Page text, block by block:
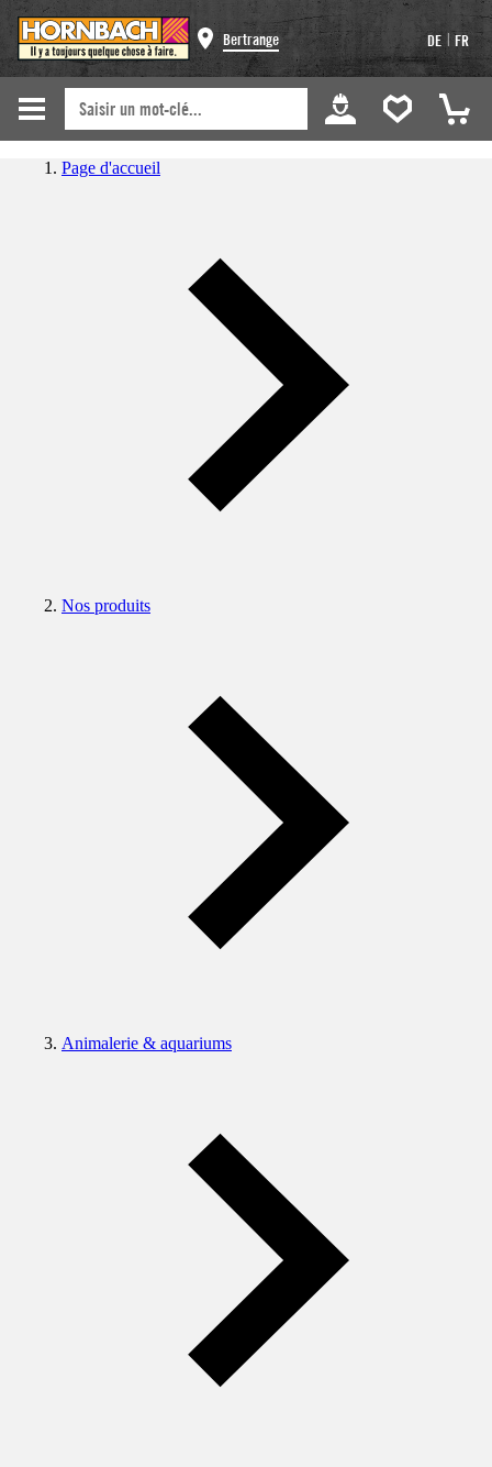
Bertrange DE | FR
Page d'accueil
Nos produits
Animalerie & aquariums